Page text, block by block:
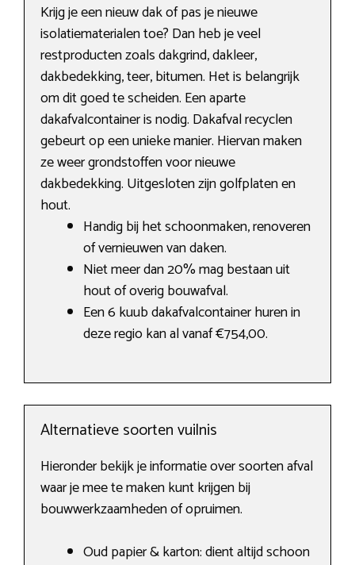
Krijg je een nieuw dak of pas je nieuwe
isolatiematerialen toe? Dan heb je veel
restproducten zoals dakgrind, dakleer,
dakbedekking, teer, bitumen. Het is belangrijk
om dit goed te scheiden. Een aparte
dakafvalcontainer is nodig. Dakafval recyclen
gebeurt op een unieke manier. Hiervan maken
ze weer grondstoffen voor nieuwe
dakbedekking. Uitgesloten zijn golfplaten en
hout.
Handig bij het schoonmaken, renoveren
of vernieuwen van daken.
Niet meer dan 20% mag bestaan uit
hout of overig bouwafval.
Een 6 kuub dakafvalcontainer huren in
deze regio kan al vanaf €754,00.
Alternatieve soorten vuilnis
Hieronder bekijk je informatie over soorten afval
waar je mee te maken kunt krijgen bij
bouwwerkzaamheden of opruimen.
Oud papier & karton: dient altijd schoon